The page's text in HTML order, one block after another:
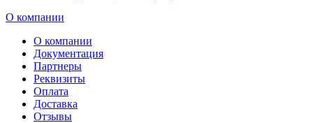
О компании
О компании
Документация
Партнеры
Реквизиты
Оплата
Доставка
Отзывы